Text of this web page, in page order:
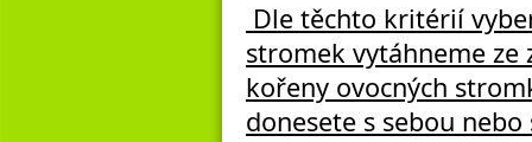
Dle těchto kritérií
stromek vytáhneme
kořeny ovocných
donesete s sebou